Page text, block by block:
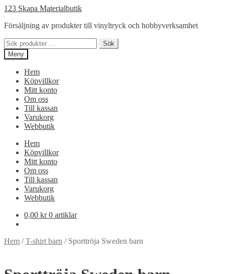
Hoppa
navigering
Hoppa
innehåll
123 Skapa Materialbutik
Försäljning av produkter till vinyltryck och hobbyverksamhet
Sök
efter:
Sök
Meny
Hem
Köpvillkor
Mitt konto
Om oss
Till kassan
Varukorg
Webbutik
Hem
Köpvillkor
Mitt konto
Om oss
Till kassan
Varukorg
Webbutik
0,00 kr 0 artiklar
Hem /T-shirt barn / Sporttröja Sweden barn